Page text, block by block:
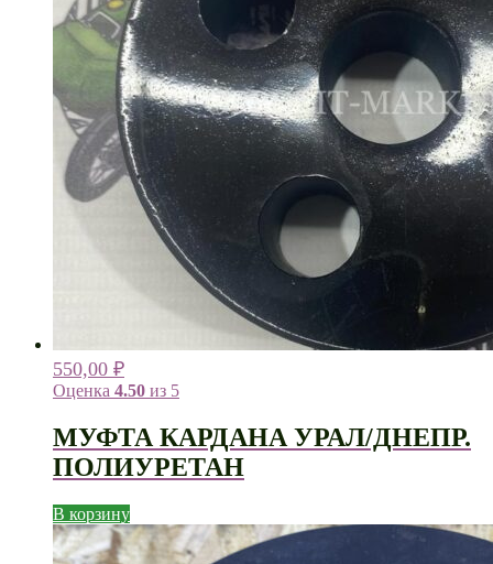
550,00 ₽
Оценка 4.50 из 5
МУФТА КАРДАНА УРАЛ/ДНЕПР.
ПОЛИУРЕТАН
В корзину